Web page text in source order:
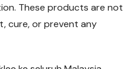
These products are not
cure, or prevent any